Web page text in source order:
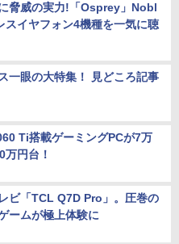
脅威の実力!「Osprey」Nobl
イヤフォン4機種を一気に聴
一眼の大特集！ 見どころ記事
Ti搭載ゲーミングPCが7万
円台！
ビ「TCL Q7D Pro」。圧巻の
ームが極上体験に